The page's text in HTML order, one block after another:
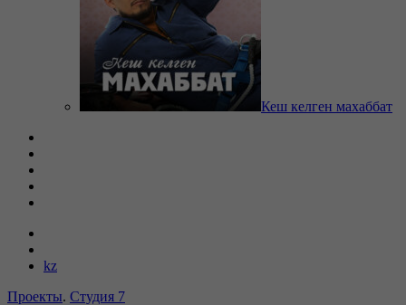
Кеш келген махаббат
kz
Проекты. Студия 7